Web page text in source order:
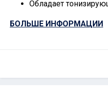
Обладает
БОЛЬШЕ ИНФОРМАЦИИ